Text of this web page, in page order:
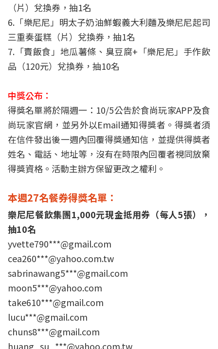
（片）兌換券，抽1名
6.「樂尼尼」明太子奶油鮮蝦義大利麵及樂尼尼起司
三重奏蛋糕（片）兌換券，抽1名
7.「賣飯食」地瓜薯條、臭豆腐+「樂尼尼」手作飲
品（120元）兌換券，抽10名
中獎公布：
得獎名單將於隔週一：10/5公告於食尚玩家APP及食
尚玩家官網，並另外以Email通知得獎者。得獎者須
在信件發出後一週內回覆得獎通知信，並提供得獎者
姓名、電話、地址等，沒有在時限內回覆者視同放棄
得獎資格。活動主辦方保留更改之權利。
本週27名餐券得獎名單：
樂尼尼餐飲集團1,000元現金抵用券（每人5張），
抽10名
yvette790***@gmail.com
cea260***@yahoo.com.tw
sabrinawang5***@gmail.com
moon5***@yahoo.com
take610***@gmail.com
lucu***@gmail.com
chuns8***@gmail.com
huang_su_***@yahoo.com.tw